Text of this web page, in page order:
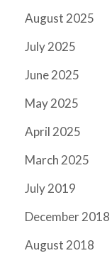
August 2025
July 2025
June 2025
May 2025
April 2025
March 2025
July 2019
December 2018
August 2018